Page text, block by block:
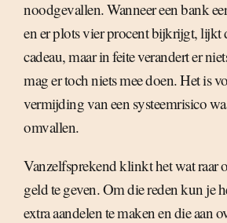
noodgevallen. Wanneer een bank
en er plots vier procent bijkrijgt, lijkt
cadeau, maar in feite verandert er
mag er toch niets mee doen. Het is
vermijding van een systeemrisico
omvallen.
Vanzelfsprekend klinkt het wat raar
geld te geven. Om die reden kun je
extra aandelen te maken en die aan